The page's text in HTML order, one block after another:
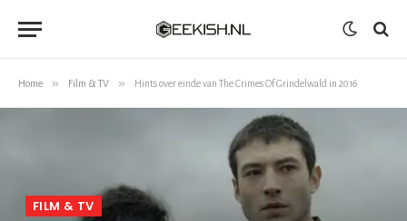
Home » Film & TV » Hints over einde van The Crimes Of Grindelwald in 2016
FILM & TV